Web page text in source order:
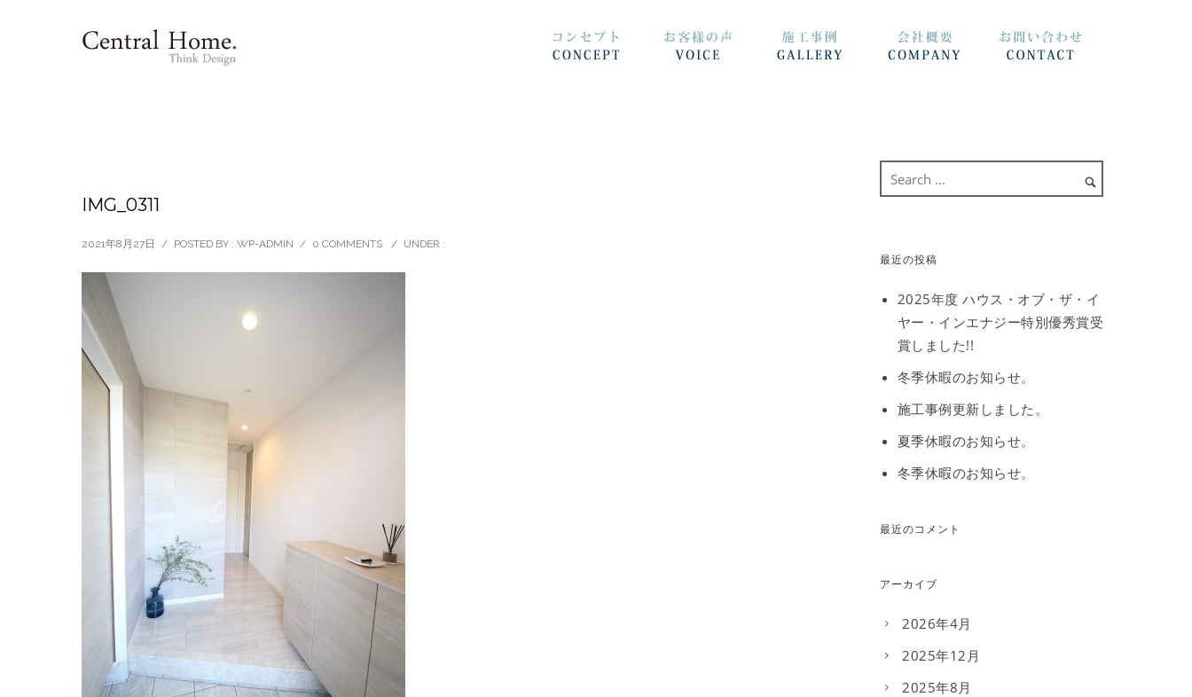
IMG_0311
2021年8月27日 / POSTED BY : WP-ADMIN / 0 COMMENTS / UNDER :
最近の投稿
2025年度 ハウス・オブ・ザ・イ
ヤー・インエナジー特別優秀賞受
賞しました!!
冬季休暇のお知らせ。
施工事例更新しました。
夏季休暇のお知らせ。
冬季休暇のお知らせ。
最近のコメント
アーカイブ
2026年4月
2025年12月
2025年8月